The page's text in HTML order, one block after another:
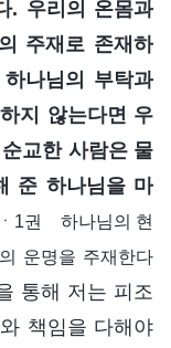
. 우리의 온몸과
주재로 존재하
나님의 부탁과
지 않는다면 우
교한 사람은 물
준 하나님을 마
1권 하나님의 현
운명을 주재한다
통해 저는 피조
책임을 다해야